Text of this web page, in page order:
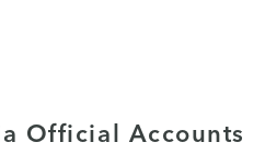
Official Accounts